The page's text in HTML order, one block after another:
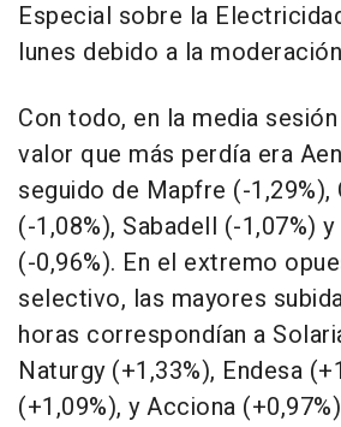
Especial sobre la
lunes debido a la
Con todo, en la media
valor que más perdía era
seguido de Mapfre (-1,29%),
(-1,08%), Sabadell (-1,07%)
(-0,96%). En el extremo
selectivo, las mayores
horas correspondían a
Naturgy (+1,33%), Endesa
(+1,09%), y Acciona